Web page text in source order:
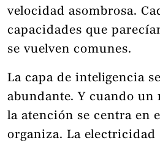
velocidad asombrosa.
capacidades que
se vuelven comunes.
La capa de inteligencia
abundante. Y cuando un
la atención se centra en
organiza. La